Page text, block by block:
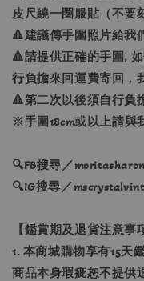
皮尺繞一圈服貼（不要
🔺建議傳手圍照片給
🔺請提供正確的手圍,
行負擔來回運費寄回，
🔺第二次以後須自行負
※手圍18cm或以上請
🔍FB搜尋／
🔍IG搜尋／
【鑑賞期及退貨注意事
1. 本商城購物享有15天
商品本身瑕疵恕不提供